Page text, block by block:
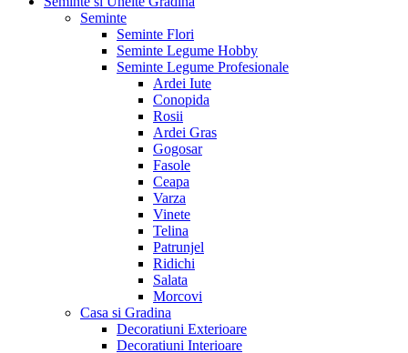
Seminte
Seminte Flori
Seminte Legume Hobby
Seminte Legume Profesionale
Ardei Iute
Conopida
Rosii
Ardei Gras
Gogosar
Fasole
Ceapa
Varza
Vinete
Telina
Patrunjel
Ridichi
Salata
Morcovi
Casa si Gradina
Decoratiuni Exterioare
Decoratiuni Interioare